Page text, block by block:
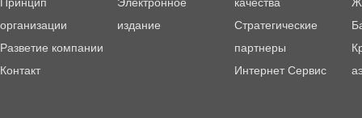
организации
Разветие компании
Контакт
издание
Стратегические
партнеры
Интернет Сервис